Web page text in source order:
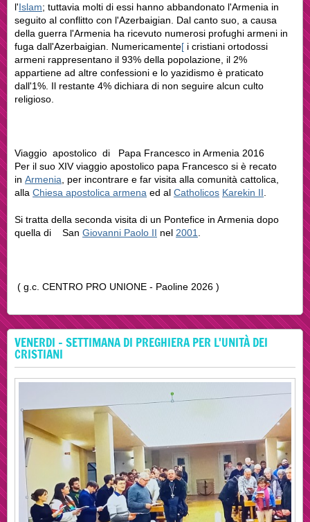
l'Islam; tuttavia molti di essi hanno abbandonato l'Armenia in
seguito al conflitto con l'Azerbaigian. Dal canto suo, a causa
della guerra l'Armenia ha ricevuto numerosi profughi armeni in
fuga dall'Azerbaigian. Numericamente[ i cristiani ortodossi
armeni rappresentano il 93% della popolazione, il 2%
appartiene ad altre confessioni e lo yazidismo è praticato
dall'1%. Il restante 4% dichiara di non seguire alcun culto
religioso.
Viaggio apostolico di Papa Francesco in Armenia 2016
Per il suo XIV viaggio apostolico papa Francesco si è recato
in Armenia , per incontrare e far visita alla comunità cattolica,
alla Chiesa apostolica armena ed al Catholicos Karekin II
Si tratta della seconda visita di un Pontefice in Armenia dopo
quella di San Giovanni Paolo II nel 2001
( g.c. CENTRO PRO UNIONE - Paoline 2026 )
VENERDI - SETTIMANA DI PREGHIERA PER L'UNITÀ DEI
CRISTIANI